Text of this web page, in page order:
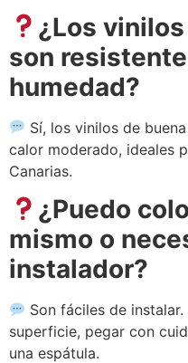
¿Los
son
humedad?
Sí, los vinilos de
calor moderado, ideales
Canarias.
¿Puedo
mismo o
instalador?
Son fáciles de
superficie, pegar con
una espátula.